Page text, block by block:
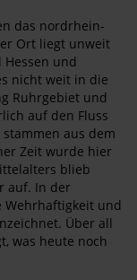
das nordrhein-
Ort liegt unweit
Hessen und
nicht weit in die
Ruhrgebiet und
auf den Fluss
aus dem
Zeit wurde hier
blieb
auf. In der
Wehrhaftigkeit und
Über all
was heute noch